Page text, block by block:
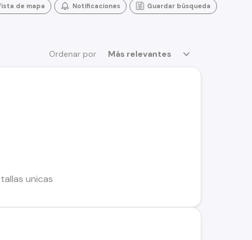
de mapa Notificaciones Guardar búsqueda
Ordenar por Más relevantes
unicas